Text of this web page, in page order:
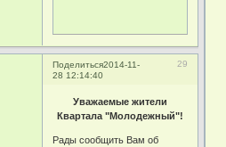
Поделиться 29
2014-11-
28 12:14:40
Уважаемые жители
Квартала "Молодежный"!
Рады сообщить Вам об